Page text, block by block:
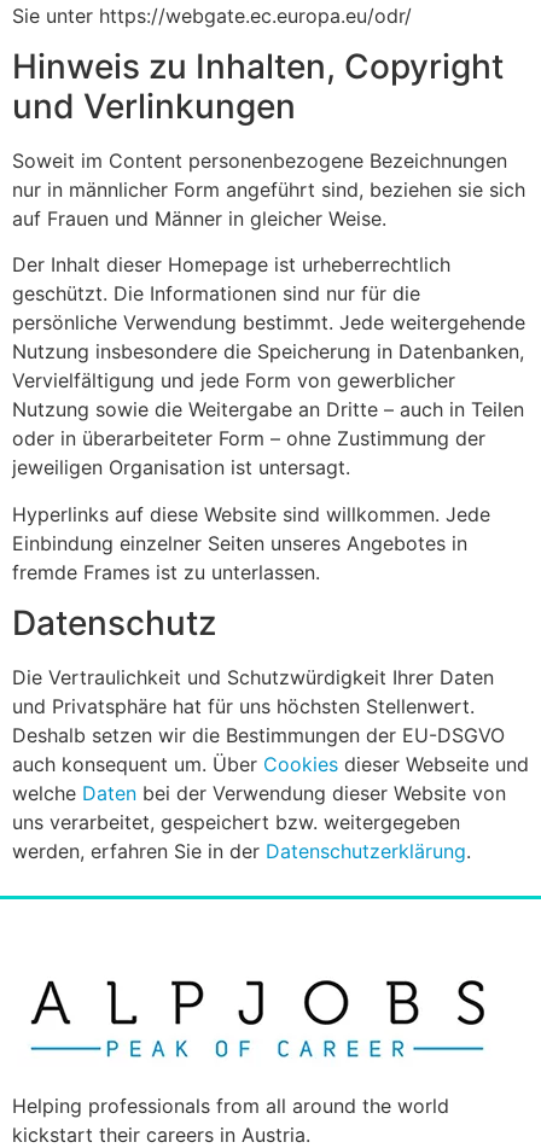
Sie unter https://webgate.ec.europa.eu/odr/
Hinweis zu Inhalten, Copyright
und Verlinkungen
Soweit im Content personenbezogene Bezeichnungen
nur in männlicher Form angeführt sind, beziehen sie sich
auf Frauen und Männer in gleicher Weise.
Der Inhalt dieser Homepage ist urheberrechtlich
geschützt. Die Informationen sind nur für die
persönliche Verwendung bestimmt. Jede weitergehende
Nutzung insbesondere die Speicherung in Datenbanken,
Vervielfältigung und jede Form von gewerblicher
Nutzung sowie die Weitergabe an Dritte – auch in Teilen
oder in überarbeiteter Form – ohne Zustimmung der
jeweiligen Organisation ist untersagt.
Hyperlinks auf diese Website sind willkommen. Jede
Einbindung einzelner Seiten unseres Angebotes in
fremde Frames ist zu unterlassen.
Datenschutz
Die Vertraulichkeit und Schutzwürdigkeit Ihrer Daten
und Privatsphäre hat für uns höchsten Stellenwert.
Deshalb setzen wir die Bestimmungen der EU-DSGVO
auch konsequent um. Über Cookies dieser Webseite und
welche Daten bei der Verwendung dieser Website von
uns verarbeitet, gespeichert bzw. weitergegeben
werden, erfahren Sie in der Datenschutzerklärung.
Helping professionals from all around the world
kickstart their careers in Austria.